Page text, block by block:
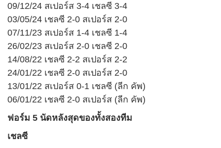
09/12/24 สเปอร์ส 3-4 เชลซี 3-4
03/05/24 เชลซี 2-0 สเปอร์ส 2-0
07/11/23 สเปอร์ส 1-4 เชลซี 1-4
26/02/23 สเปอร์ส 2-0 เชลซี 2-0
14/08/22 เชลซี 2-2 สเปอร์ส 2-2
24/01/22 เชลซี 2-0 สเปอร์ส 2-0
13/01/22 สเปอร์ส 0-1 เชลซี (ลีก คัพ)
06/01/22 เชลซี 2-0 สเปอร์ส (ลีก คัพ)
ฟอร์ม 5 นัดหลังสุดของทั้งสองทีม
เชลซี